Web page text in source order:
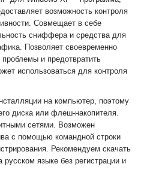
возможность контроля
Совмещает в себе
сниффера и средства для
Позволяет своевременно
проблемы и предотвратить
использоваться для контроля
на компьютер, поэтому
диска или флеш-накопителя.
сетями. Возможен
с помощью командной строки
Рекомендуем скачать
языке без регистрации и